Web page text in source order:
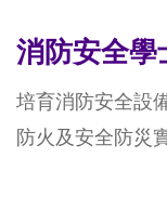
消防安全學
培育消防安全設
防火及安全防災